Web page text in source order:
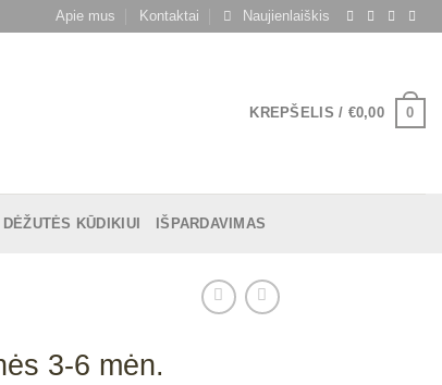
Apie mus Kontaktai Naujienlaiškis
KREPŠELIS / €0,00 0
DĖŽUTĖS KŪDIKIUI IŠPARDAVIMAS
3-6 mėn.